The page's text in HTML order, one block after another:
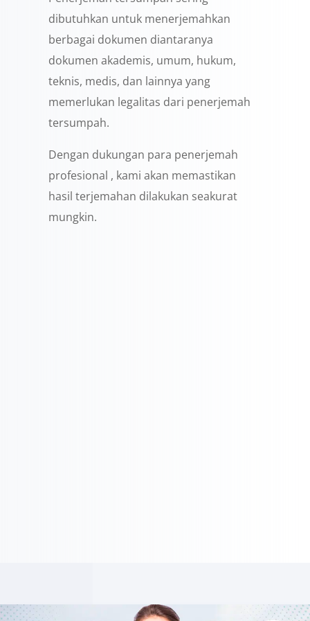
dibutuhkan untuk menerjemahkan
berbagai dokumen diantaranya
dokumen akademis, umum, hukum,
teknis, medis, dan lainnya yang
memerlukan legalitas dari penerjemah
tersumpah.
Dengan dukungan para penerjemah
profesional , kami akan memastikan
hasil terjemahan dilakukan seakurat
mungkin.